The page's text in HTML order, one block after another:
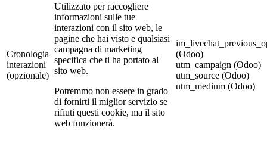
Cronologia
interazioni
(opzionale)
Utilizzato per raccogliere
informazioni sulle tue
interazioni con il sito web, le
pagine che hai visto e qualsiasi
campagna di marketing
specifica che ti ha portato al
sito web.
Potremmo non essere in grado
di fornirti il miglior servizio se
rifiuti questi cookie, ma il sito
web funzionerà.
(Odoo)
utm_campaign (Odoo)
utm_source (Odoo)
utm_medium (Odoo)